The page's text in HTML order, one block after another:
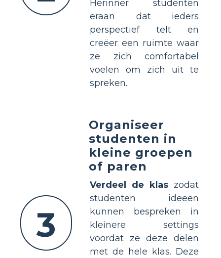
Herinner studenten
eraan dat ieders
perspectief telt en
creëer een ruimte waar
ze zich comfortabel
voelen om zich uit te
spreken.
3
Organiseer
studenten in
kleine groepen
of paren
Verdeel de klas zodat
studenten ideeën
kunnen bespreken in
kleinere settings
voordat ze deze delen
met de hele klas. Deze